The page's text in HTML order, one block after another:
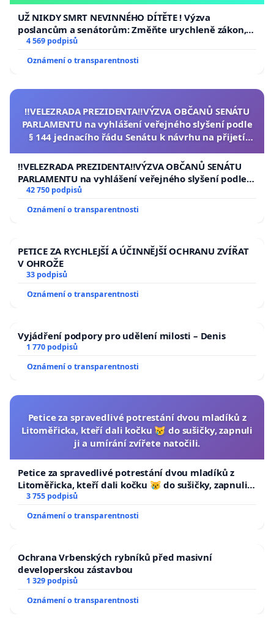
UŽ NIKDY SMRT NEVINNÉHO DÍTĚTE ! Výzva
poslancům a senátorům: Změňte urychleně zákon,
aby se tragédie malé Viktorky už nemohla opakovat!
4 569 podpisů
Oznámení o transparentnosti
‼️VELEZRADA PREZIDENTA‼️VÝZVA OBČANŮ SENÁTU
PARLAMENTU na vyhlášení veřejného slyšení podle
§ 144 jednacího řádu Senátu k návrhu na přijetí
republiky
‼️VELEZRADA PREZIDENTA‼️VÝZVA OBČANŮ SENÁTU
PARLAMENTU na vyhlášení veřejného slyšení podle §
144 jednacího řádu Senátu k návrhu na přijetí
republiky
42 750 podpisů
Oznámení o transparentnosti
PETICE ZA RYCHLEJŠÍ A ÚČINNĚJŠÍ OCHRANU ZVÍŘAT
V OHROŽE
33 podpisů
Oznámení o transparentnosti
Vyjádření podpory pro udělení milosti – Denis
1 770 podpisů
Oznámení o transparentnosti
Petice za spravedlivé potrestání dvou mladíků z
Litoměřicka, kteří dali kočku 😿 do sušičky, zapnuli
ji a umírání zvířete natočili.
Petice za spravedlivé potrestání dvou mladíků z
Litoměřicka, kteří dali kočku 😿 do sušičky, zapnuli ji
a umírání zvířete natočili.
3 755 podpisů
Oznámení o transparentnosti
Ochrana Vrbenských rybníků před masivní
developerskou zástavbou
1 329 podpisů
Oznámení o transparentnosti